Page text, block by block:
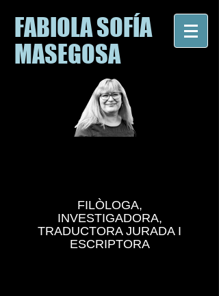
FABIOLA SOFÍA
MASEGOSA
FILÒLOGA,
INVESTIGADORA,
TRADUCTORA JURADA I
ESCRIPTORA